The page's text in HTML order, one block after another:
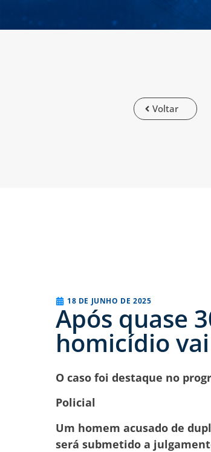
Voltar
18 DE JUNHO DE 2025
Após quase
homicídio
O caso foi destaque no
Policial
Um homem acusado de
será submetido a